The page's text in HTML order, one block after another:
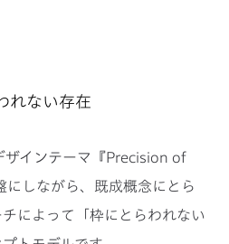
れない存在
ザインテーマ『Precision of
しながら、既成概念にとら
によって「枠にとらわれない